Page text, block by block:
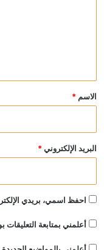
*
الاسم *
البريد الإلكتروني *
احفظ اسمي، بريدي
أعلمني بمتابعة التعليقات